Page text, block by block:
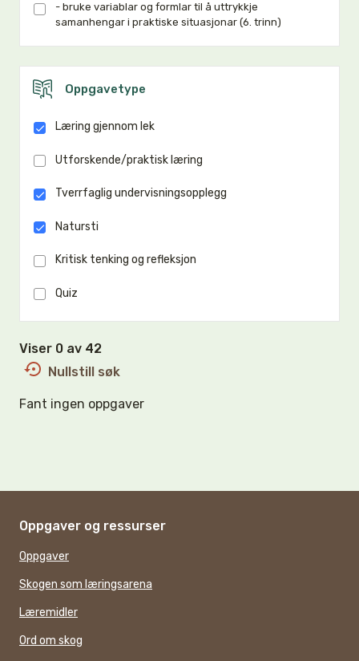
- bruke variablar og formlar til å uttrykkje
samanhengar i praktiske situasjonar (6. trinn)
Oppgavetype
Læring gjennom lek
Utforskende/praktisk læring
Tverrfaglig undervisningsopplegg
Natursti
Kritisk tenking og refleksjon
Quiz
Viser 0 av 42
Nullstill søk
Fant ingen oppgaver
Oppgaver og ressurser
Oppgaver
Skogen som læringsarena
Læremidler
Ord om skog